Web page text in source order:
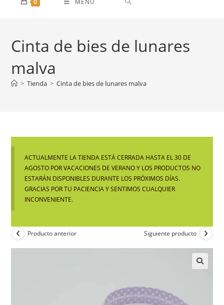
0 MENÚ
Cinta de bies de lunares
malva
> Tienda > Cinta de bies de lunares malva
ACTUALMENTE LA TIENDA ESTÁ CERRADA HASTA EL 30 DE
AGOSTO POR VACACIONES DE VERANO Y LOS PRODUCTOS NO
ESTARÁN DISPONIBLES DURANTE LOS PRÓXIMOS DÍAS.
GRACIAS POR TU PACIENCIA Y SENTIMOS CUALQUIER
INCONVENIENTE.
Producto anterior Siguiente producto